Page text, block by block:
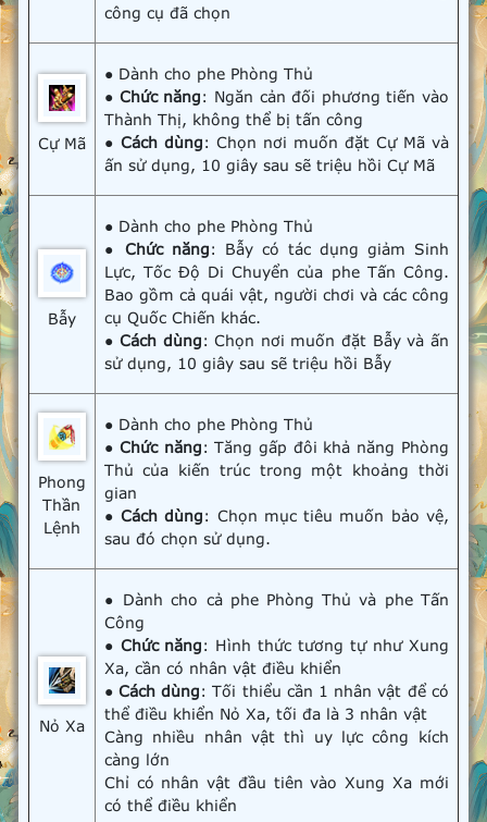
công cụ đã chọn
Cự Mã
● Dành cho phe Phòng Thủ
● Chức năng: Ngăn cản đối phương tiến vào
Thành Thị, không thể bị tấn công
● Cách dùng: Chọn nơi muốn đặt Cự Mã và
ấn sử dụng, 10 giây sau sẽ triệu hồi Cự Mã
Bẫy
● Dành cho phe Phòng Thủ
● Chức năng: Bẫy có tác dụng giảm Sinh
Lực, Tốc Độ Di Chuyển của phe Tấn Công.
Bao gồm cả quái vật, người chơi và các công
cụ Quốc Chiến khác.
● Cách dùng: Chọn nơi muốn đặt Bẫy và ấn
sử dụng, 10 giây sau sẽ triệu hồi Bẫy
Phong
Thần
Lệnh
● Dành cho phe Phòng Thủ
●Chức năng: Tăng gấp đôi khả năng Phòng
Thủ của kiến trúc trong một khoảng thời
gian
●Cách dùng: Chọn mục tiêu muốn bảo vệ,
sau đó chọn sử dụng.
Nỏ Xa
● Dành cho cả phe Phòng Thủ và phe Tấn
Công
● Chức năng: Hình thức tương tự như Xung
Xa, cần có nhân vật điều khiển
●Cách dùng: Tối thiểu cần 1 nhân vật để có
thể điều khiển Nỏ Xa, tối đa là 3 nhân vật
Càng nhiều nhân vật thì uy lực công kích
càng lớn
Chỉ có nhân vật đầu tiên vào Xung Xa mới
có thể điều khiển